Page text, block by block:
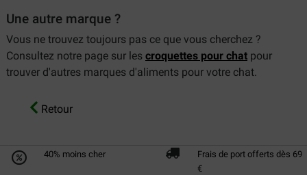
Une autre marque ?
Vous ne trouvez toujours pas ce que vous cherchez ?
Consultez notre page sur les croquettes pour chat pour
trouver d'autres marques d'aliments pour votre chat.
Retour
40% moins cher
Frais de port offerts dès 69
€